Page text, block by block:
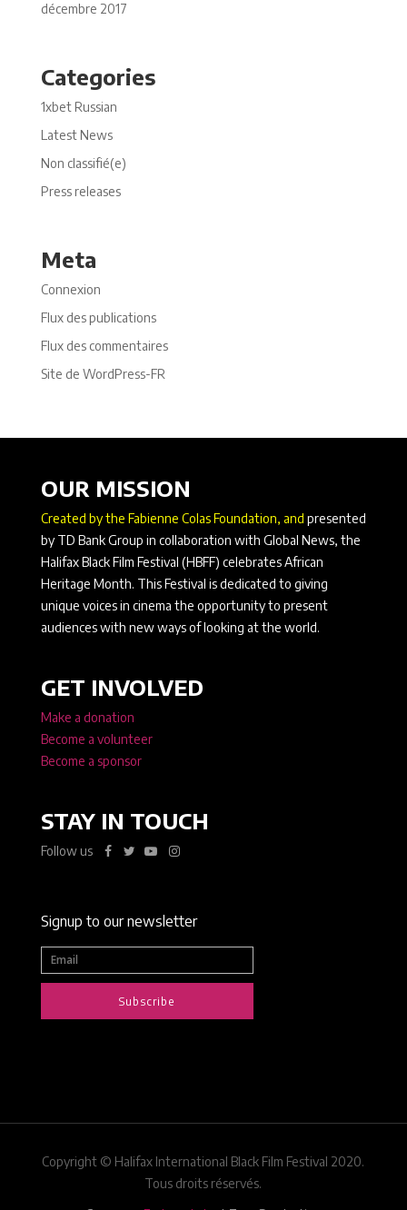
décembre 2017
Categories
1xbet Russian
Latest News
Non classifié(e)
Press releases
Meta
Connexion
Flux des publications
Flux des commentaires
Site de WordPress-FR
OUR MISSION
Created by the Fabienne Colas Foundation, and presented
by TD Bank Group in collaboration with Global News, the
Halifax Black Film Festival (HBFF) celebrates African
Heritage Month. This Festival is dedicated to giving
unique voices in cinema the opportunity to present
audiences with new ways of looking at the world.
GET INVOLVED
Make a donation
Become a volunteer
Become a sponsor
STAY IN TOUCH
Follow us
Signup to our newsletter
Subscribe
Copyright © Halifax International Black Film Festival 2020.
Tous droits réservés.